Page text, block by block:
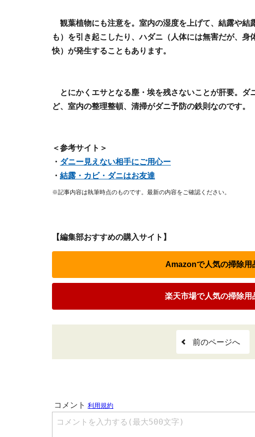
観葉植物にも注意を。室内の湿度を上げて、結露や結
も）を引き起こしたり、ハダニ（人体には無害だが、
快）が発生することもあります。
とにかくエサとなる塵・埃を残さないことが肝要。ダ
ど、室内の整理整頓、清掃がダニ予防の鉄則なのです。
＜参考サイト＞
・ ダニー見えない相手にご用心ー
・ 結露・カビ・ダニはお友達
※記事内容は執筆時点のものです。最新の内容をご確認ください。
【編集部おすすめの購入サイト】
Amazonで人気の掃除用
楽天市場で人気の掃除用
前のページへ